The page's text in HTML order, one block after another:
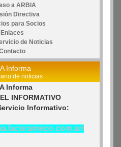
a ARBIA
Directiva
para Socios
Enlaces
de Noticias
Informa
de noticias
Informa
INFORMATIVO
Informativo: